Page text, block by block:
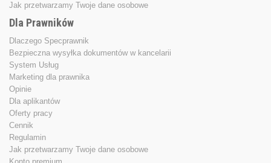
Jak przetwarzamy Twoje dane osobowe
Dla Prawników
Dlaczego Specprawnik
Bezpieczna wysyłka dokumentów w kancelarii
System Usług
Marketing dla prawnika
Opinie
Dla aplikantów
Oferty pracy
Cennik
Regulamin
Jak przetwarzamy Twoje dane osobowe